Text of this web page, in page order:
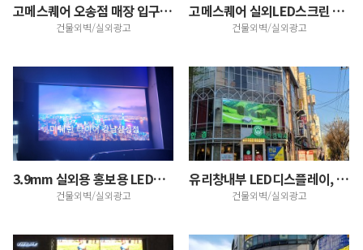
고메스퀘어 오송점 매장 입구 LED전광판 설치, 주차장…
건물외벽/실외광고
고메스퀘어 실외LED스크린 설치
건물외벽/실외광고
3.9mm 실외용 홍보용 LED스크린
건물외벽/실외광고
유리창내부 LED디스플레이, 광고 홍보용 [안경박사/인…
건물외벽/실외광고